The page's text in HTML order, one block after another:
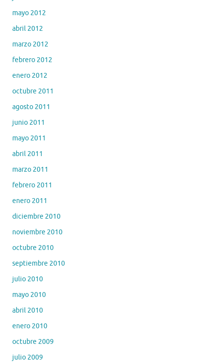
mayo 2012
abril 2012
marzo 2012
febrero 2012
enero 2012
octubre 2011
agosto 2011
junio 2011
mayo 2011
abril 2011
marzo 2011
febrero 2011
enero 2011
diciembre 2010
noviembre 2010
octubre 2010
septiembre 2010
julio 2010
mayo 2010
abril 2010
enero 2010
octubre 2009
julio 2009